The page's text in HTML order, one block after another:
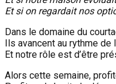
Et si on regardait nos
Dans le domaine du
Ils avancent au rythme de
Et notre rôle est d’être
Alors cette semaine,